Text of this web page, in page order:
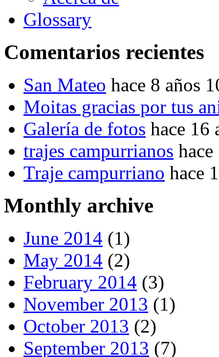
Glossary
Comentarios recientes
San Mateo hace 8 años
Moitas gracias por tus
Galería de fotos hace 16
trajes campurrianos
Traje campurriano hace
Monthly archive
June 2014 (1)
May 2014 (2)
February 2014 (3)
November 2013 (1)
October 2013 (2)
September 2013 (7)